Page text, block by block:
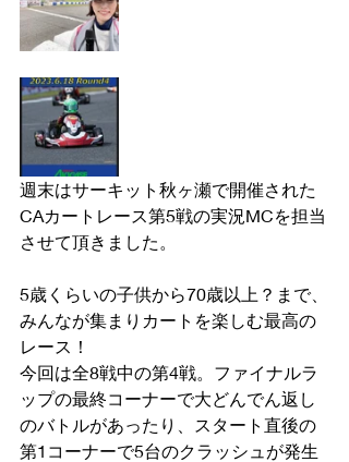
週末はサーキット秋ヶ瀬で開催された
CAカートレース第5戦の実況MCを担当
させて頂きました。
5歳くらいの子供から70歳以上？まで、
みんなが集まりカートを楽しむ最高の
レース！
今回は全8戦中の第4戦。ファイナルラ
ップの最終コーナーで大どんでん返し
のバトルがあったり、スタート直後の
第1コーナーで5台のクラッシュが発生